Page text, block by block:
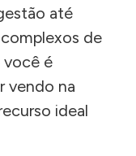
até
de
você é
vendo na
ideal